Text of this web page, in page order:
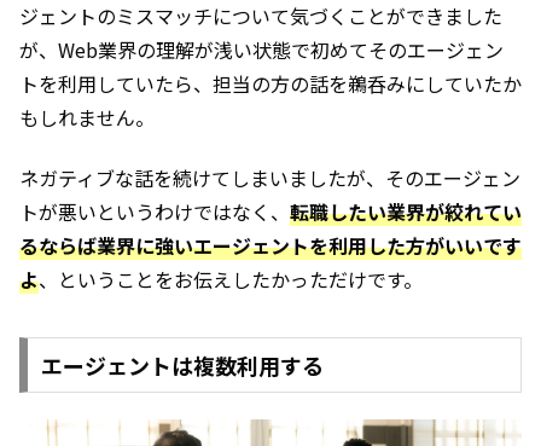
ジェントのミスマッチについて気づくことができました
が、Web業界の理解が浅い状態で初めてそのエージェン
トを利用していたら、担当の方の話を鵜呑みにしていたか
もしれません。
ネガティブな話を続けてしまいましたが、そのエージェン
トが悪いというわけではなく、 転職したい業界が絞れてい
るならば業界に強いエージェントを利用した方がいいです
よ、ということをお伝えしたかっただけです。
エージェントは複数利用する